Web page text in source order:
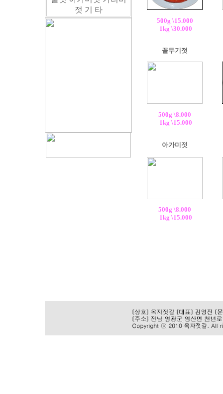
500g \15.000
1kg \30.000
꼴두기젓
500g \8.000
1kg \15.000
아가미젓
500g \8.000
1kg \15.000